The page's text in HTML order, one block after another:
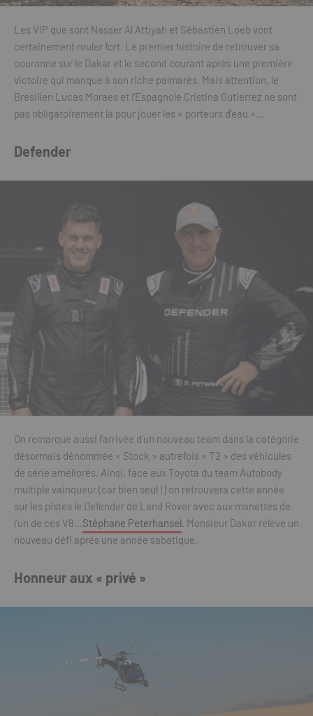
Les VIP que sont Nasser Al Attiyah et Sébastien Loeb vont
certainement rouler fort. Le premier histoire de retrouver sa
couronne sur le Dakar et le second courant après une première
victoire qui manque à son riche palmarès. Mais attention, le
Brésilien Lucas Moraes et l’Espagnole Cristina Gutierrez ne sont
pas obligatoirement là pour jouer les « porteurs d’eau »…
Defender
On remarque aussi l’arrivée d’un nouveau team dans la catégorie
désormais dénommée « Stock » autrefois « T2 » des véhicules
de série améliorés. Ainsi, face aux Toyota du team Autobody
multiple vainqueur (car bien seul !) on retrouvera cette année
sur les pistes le Defender de Land Rover avec aux manettes de
l’un de ces V8…Stéphane Peterhansel. Monsieur Dakar relève un
nouveau défi après une année sabatique.
Honneur aux « privé »